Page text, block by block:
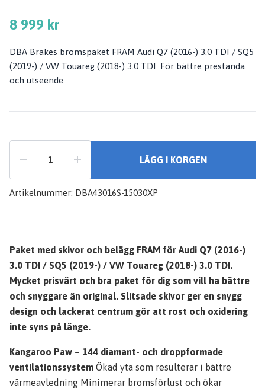
8 999 kr
DBA Brakes bromspaket FRAM Audi Q7 (2016-) 3.0 TDI / SQ5
(2019-) / VW Touareg (2018-) 3.0 TDI. För bättre prestanda
och utseende.
LÄGG I KORGEN
Artikelnummer: DBA43016S-15030XP
Paket med skivor och belägg FRAM för Audi Q7 (2016-)
3.0 TDI / SQ5 (2019-) / VW Touareg (2018-) 3.0 TDI.
Mycket prisvärt och bra paket för dig som vill ha bättre
och snyggare än original. Slitsade skivor ger en snygg
design och lackerat centrum gör att rost och oxidering
inte syns på länge.
Kangaroo Paw – 144 diamant- och droppformade
ventilationssystem Ökad yta som resulterar i bättre
värmeavledning Minimerar bromsförlust och ökar